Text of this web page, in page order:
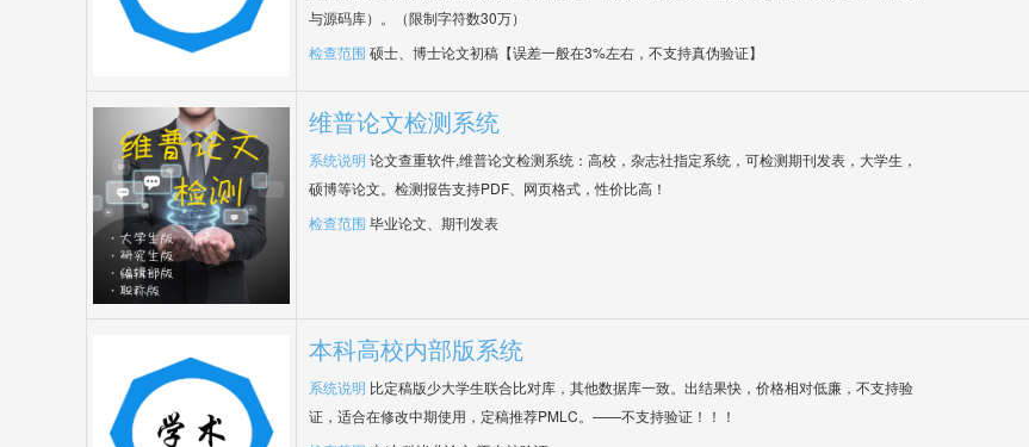
与源码库）。（限制字符数30万）
检查范围 硕士、博士论文初稿【误差一般在3%左右，不支持真伪验证】
维普论文检测系统
系统说明 论文查重软件,维普论文检测系统：高校，杂志社指定系统，可检测期刊发表，大学生，
硕博等论文。检测报告支持PDF、网页格式，性价比高！
检查范围 毕业论文、期刊发表
本科高校内部版系统
系统说明 比定稿版少大学生联合比对库，其他数据库一致。出结果快，价格相对低廉，不支持验
证，适合在修改中期使用，定稿推荐PMLC。——不支持验证！！！